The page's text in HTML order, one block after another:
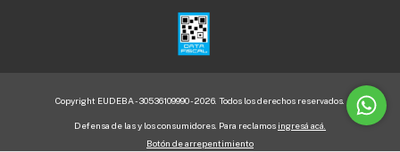
Copyright EUDEBA - 30536109990 - 2026. Todos los derechos reservados.
Defensa de las y los consumidores. Para reclamos ingresá acá.
Botón de arrepentimiento